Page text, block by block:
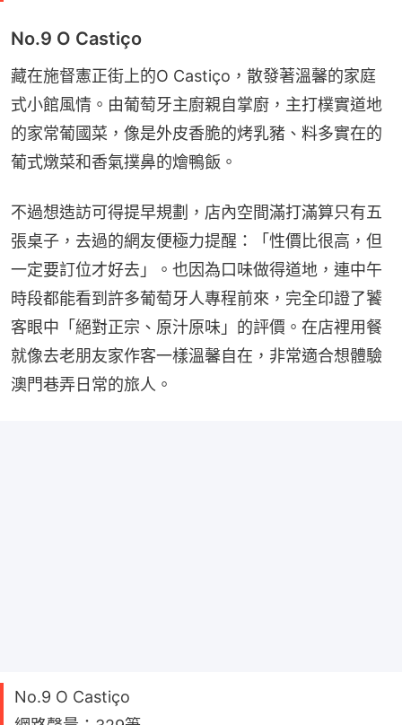
No.9 O Castiço
藏在施督憲正街上的O Castiço，散發著溫馨的家庭
式小館風情。由葡萄牙主廚親自掌廚，主打樸實道地
的家常葡國菜，像是外皮香脆的烤乳豬、料多實在的
葡式燉菜和香氣撲鼻的燴鴨飯。
不過想造訪可得提早規劃，店內空間滿打滿算只有五
張桌子，去過的網友便極力提醒：「性價比很高，但
一定要訂位才好去」。也因為口味做得道地，連中午
時段都能看到許多葡萄牙人專程前來，完全印證了饕
客眼中「絕對正宗、原汁原味」的評價。在店裡用餐
就像去老朋友家作客一樣溫馨自在，非常適合想體驗
澳門巷弄日常的旅人。
No.9 O Castiço